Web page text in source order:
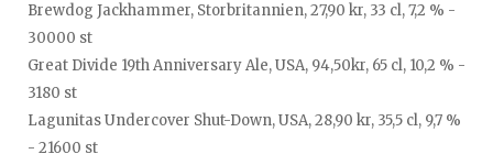
Brewdog Jackhammer, Storbritannien, 27,90 kr, 33 cl, 7,2 % -
30000 st
Great Divide 19th Anniversary Ale, USA, 94,50kr, 65 cl, 10,2 % -
3180 st
Lagunitas Undercover Shut-Down, USA, 28,90 kr, 35,5 cl, 9,7 %
- 21600 st